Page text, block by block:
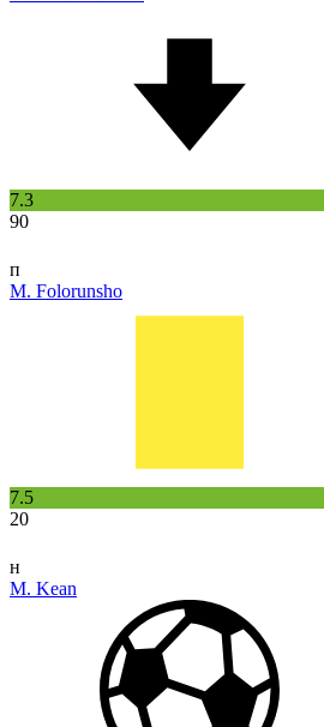
7.3
90
п
M. Folorunsho
7.5
20
н
M. Kean